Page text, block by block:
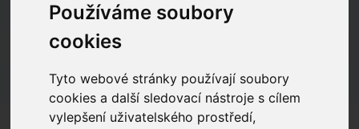
Používáme soubory
cookies
Tyto webové stránky používají soubory
cookies a další sledovací nástroje s cílem
vylepšení uživatelského prostředí,
Dámské parfémy